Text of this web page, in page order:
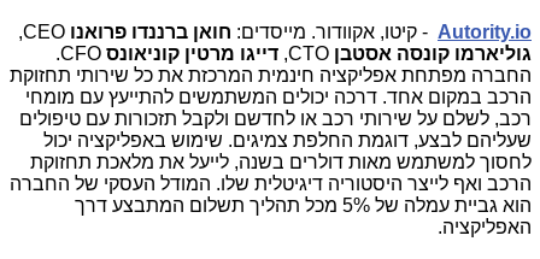
Autority.io - קיטו, אקוודור. מייסדים: חואן ברננדו פרואנו CEO
,
גוליארמו קונסה אסטבן CTO
, דייגו מרטין קוניאונס CFO
.
החברה מפתחת אפליקציה חינמית המרכזת את כל שירותי תחזוקת
הרכב במקום אחד. דרכה יכולים המשתמשים להתייעץ עם מומחי
רכב, לשלם על שירותי רכב או לחדשם ולקבל תזכורות עם טיפולים
שעליהם לבצע, דוגמת החלפת צמיגים. שימוש באפליקציה יכול
לחסוך למשתמש מאות דולרים בשנה, לייעל את מלאכת תחזוקת
הרכב ואף לייצר היסטוריה דיגיטלית שלו. המודל העסקי של החברה
הוא גביית עמלה של 5% מכל תהליך תשלום המתבצע דרך
האפליקציה.